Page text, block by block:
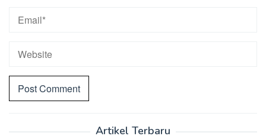
Artikel Terbaru